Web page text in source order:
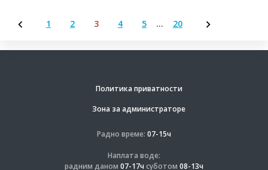
Пагинација
1 2 3 4 5 … 20
Политика приватности
Зона за администраторе
Радно време: 07-15ч
Наплата воде:
радним даном 07-17ч суботом 08-13ч